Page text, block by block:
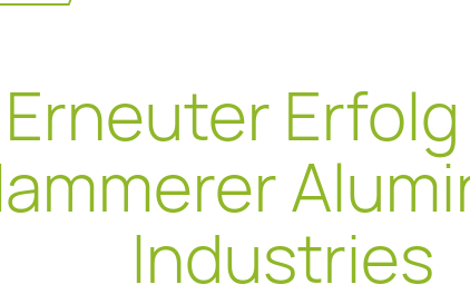
Erneuter
Industries